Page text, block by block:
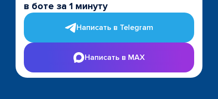
в боте за 1 минуту
Написать в Telegram
Написать в MAX